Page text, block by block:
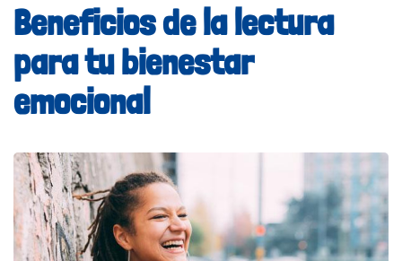
Beneficios de la lectura
para tu bienestar
emocional